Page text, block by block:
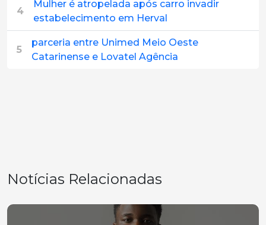
4
Mulher é atropelada após carro invadir
estabelecimento em Herval
5
parceria entre Unimed Meio Oeste
Catarinense e Lovatel Agência
Notícias Relacionadas